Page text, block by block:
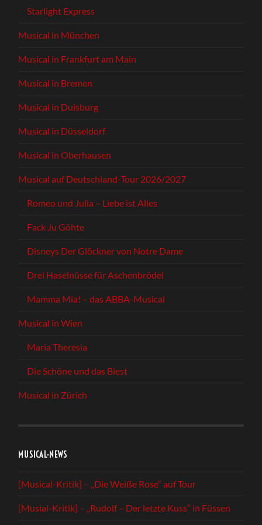
Starlight Express
Musical in München
Musical in Frankfurt am Main
Musical in Bremen
Musical in Duisburg
Musical in Düsseldorf
Musical in Oberhausen
Musical auf Deutschland-Tour 2026/2027
Romeo und Julia – Liebe ist Alles
Fack Ju Göhte
Disneys Der Glöckner von Notre Dame
Drei Haselnüsse für Aschenbrödel
Mamma Mia! – das ABBA-Musical
Musical in Wien
Maria Theresia
Die Schöne und das Biest
Musical in Zürich
MUSICAL-NEWS
[Musical-Kritik] – „Die Weiße Rose“ auf Tour
[Musial-Kritik] – „Rudolf – Der letzte Kuss“ in Füssen